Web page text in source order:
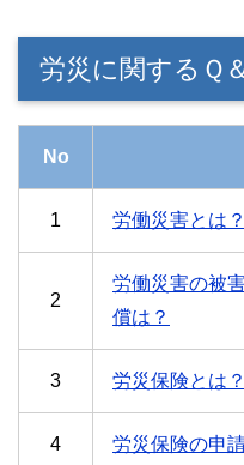
労災に関するＱ
No
1 労働災害とは？
2
労働災害の被
償は？
3 労災保険とは？
4 労災保険の申